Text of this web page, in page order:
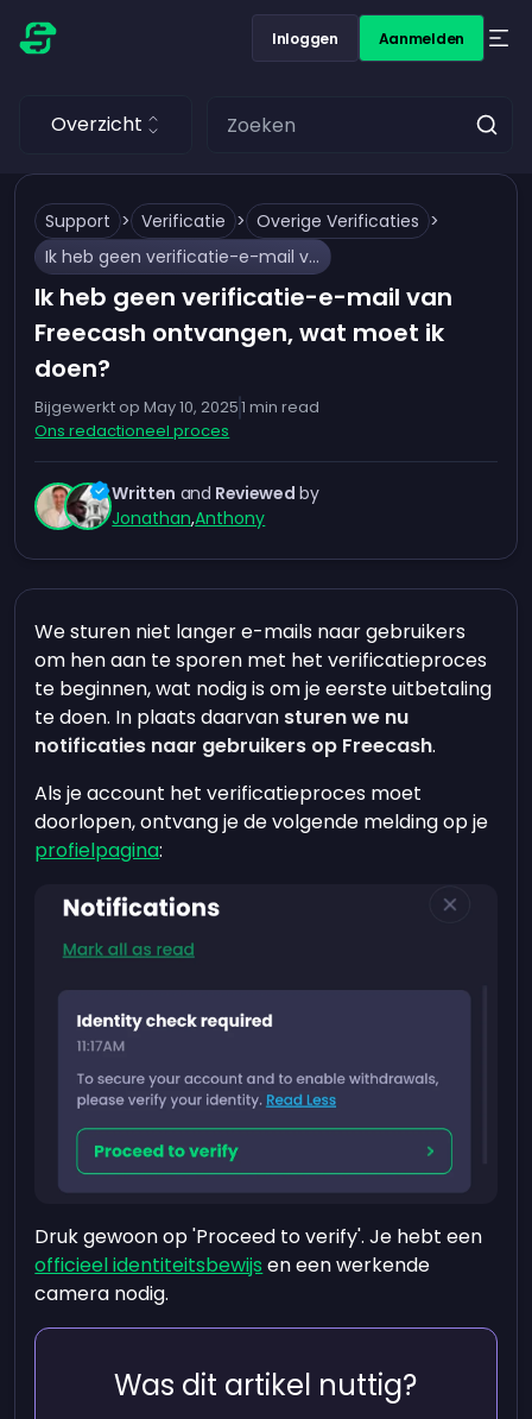
Inloggen Aanmelden
Overzicht
Support > Verificatie > Overige Verificaties >
Ik heb geen verificatie-e-mail van Freecash ontvangen, wat moet ik doen?
Ik heb geen verificatie-e-mail van
Freecash ontvangen, wat moet ik
doen?
Bijgewerkt op May 10, 20251 min read
Ons redactioneel proces
Written and Reviewed by
Jonathan,Anthony
We sturen niet langer e-mails naar gebruikers
om hen aan te sporen met het verificatieproces
te beginnen, wat nodig is om je eerste uitbetaling
te doen. In plaats daarvan sturen we nu
notificaties naar gebruikers op Freecash.
Als je account het verificatieproces moet
doorlopen, ontvang je de volgende melding op je
profielpagina:
Druk gewoon op 'Proceed to verify'. Je hebt een
officieel identiteitsbewijs en een werkende
camera nodig.
Was dit artikel nuttig?